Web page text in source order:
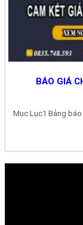
BÁO GIÁ
Mục Lục1 Bảng